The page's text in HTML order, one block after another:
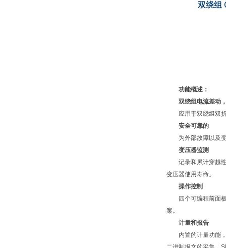
功能概述：
双绕组电流差动
应用于双绕组双折
安全可靠的
为外部故障以及变
变压器监测
记录和累计穿越性
变压器使用寿命。
操作控制
四个可编程前面板
案。
计量和报告
内置的计量功能，